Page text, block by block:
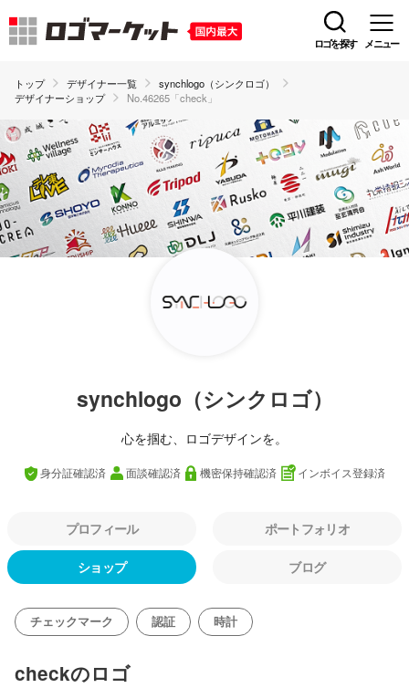
ロゴを探す メニュー
トップ デザイナー一覧
synchlogo（シンクロゴ）
デザイナーショップ
No.46265「check」
synchlogo（シンクロゴ）
心を掴む、ロゴデザインを。
身分証確認済 面談確認済 機密保持確認済 インボイス登録済
プロフィール ポートフォリオ
ショップ ブログ
チェックマーク 認証 時計
checkのロゴ